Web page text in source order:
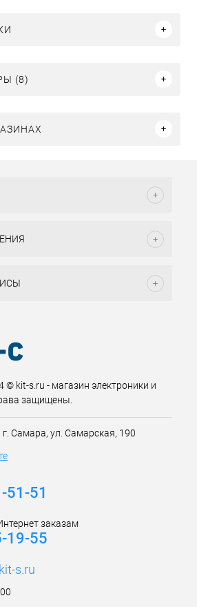
(8)
© kit-s.ru - магазин электроники и
защищены.
Самара, ул. Самарская, 190
51-51
заказам
19-55
s.ru